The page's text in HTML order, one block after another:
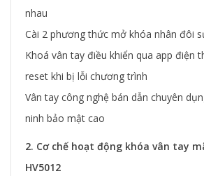
nhau
Cài 2 phương thức mở khóa nhân đôi
Khoá vân tay điều khiển qua app điện
reset khi bị lỗi chương trình
Vân tay công nghệ bán dẫn chuyên
ninh bảo mật cao
2. Cơ chế hoạt động khóa vân tay
HV5012